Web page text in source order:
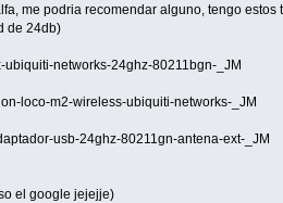
me podria recomendar alguno, tengo
de 24db)
networks-24ghz-80211bgn-_JM
loco-m2-wireless-ubiquiti-networks-_JM
usb-24ghz-80211gn-antena-ext-_JM
el google jejejje)